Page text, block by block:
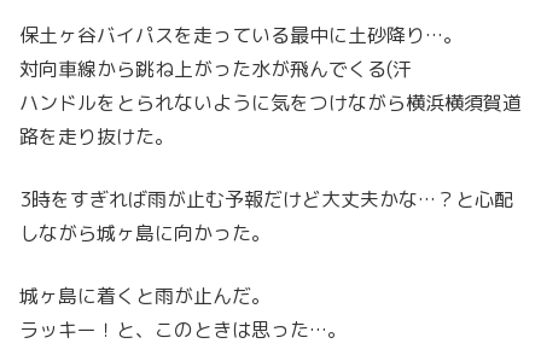
保土ヶ谷バイパスを走っている最中に土砂降り…。
対向車線から跳ね上がった水が飛んでくる(汗
ハンドルをとられないように気をつけながら横浜横須賀道
路を走り抜けた。
3時をすぎれば雨が止む予報だけど大丈夫かな…？と心配
しながら城ヶ島に向かった。
城ヶ島に着くと雨が止んだ。
ラッキー！と、このときは思った…。